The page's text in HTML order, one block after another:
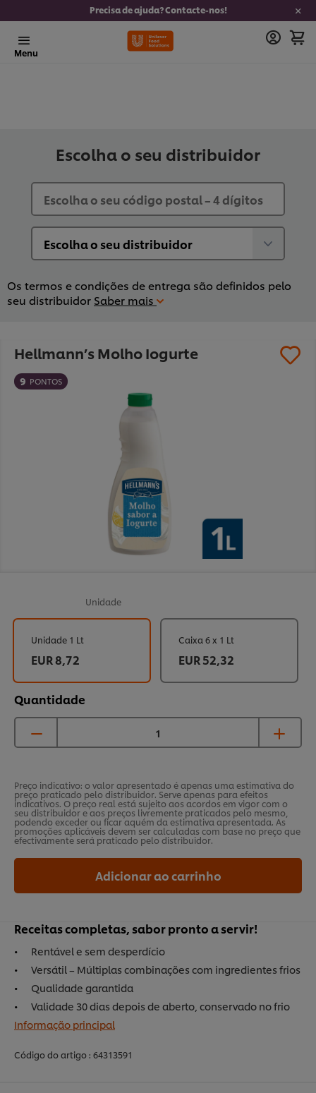
Precisa de ajuda? Contacte-nos!
Menu
Escolha o seu distribuidor
Os termos e condições de entrega são definidos pelo
seu distribuidor Saber mais
Hellmann’s Molho Iogurte
9 PONTOS
Unidade
Quantidade
Unidade 1 Lt
EUR 8,72
Caixa 6 x 1 Lt
EUR 52,32
Preço indicativo: o valor apresentado é apenas uma estimativa do
preço praticado pelo distribuidor. Serve apenas para efeitos
indicativos. O preço real está sujeito aos acordos em vigor com o
seu distribuidor e aos preços livremente praticados pelo mesmo,
podendo exceder ou ficar aquém da estimativa apresentada. As
promoções aplicáveis devem ser calculadas com base no preço que
efectivamente será praticado pelo distribuidor.
Adicionar ao carrinho
Receitas completas, sabor pronto a servir!
Rentável e sem desperdício
Versátil – Múltiplas combinações com ingredientes frios
Qualidade garantida
Validade 30 dias depois de aberto, conservado no frio
Informação principal
Código do artigo : 64313591